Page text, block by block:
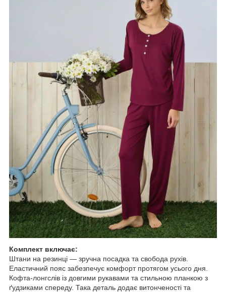
Комплект включає:
Штани на резинці — зручна посадка та свобода рухів.
Еластичний пояс забезпечує комфорт протягом усього дня.
Кофта-лонгслів із довгими рукавами та стильною планкою з
ґудзиками спереду. Така деталь додає витонченості та